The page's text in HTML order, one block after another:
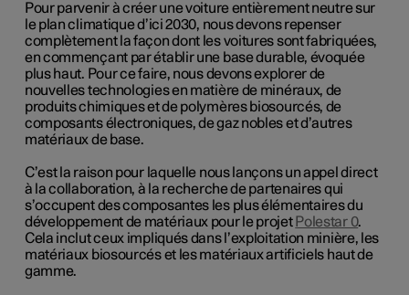
Pour parvenir à créer une voiture entièrement neutre sur
le plan climatique d’ici 2030, nous devons repenser
complètement la façon dont les voitures sont fabriquées,
en commençant par établir une base durable, évoquée
plus haut. Pour ce faire, nous devons explorer de
nouvelles technologies en matière de minéraux, de
produits chimiques et de polymères biosourcés, de
composants électroniques, de gaz nobles et d’autres
matériaux de base.
C’est la raison pour laquelle nous lançons un appel direct
à la collaboration, à la recherche de partenaires qui
s’occupent des composantes les plus élémentaires du
développement de matériaux pour le projet Polestar 0.
Cela inclut ceux impliqués dans l’exploitation minière, les
matériaux biosourcés et les matériaux artificiels haut de
gamme.